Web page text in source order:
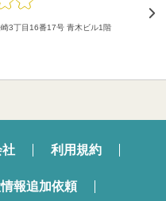
3丁目16番17号 青木ビル1階
利用規約
報追加依頼